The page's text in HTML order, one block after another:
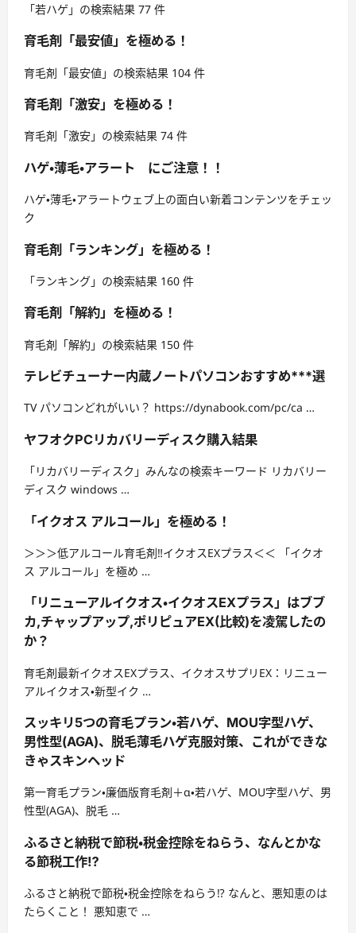
「若ハゲ」の検索結果 77 件
育毛剤「最安値」を極める！
育毛剤「最安値」の検索結果 104 件
育毛剤「激安」を極める！
育毛剤「激安」の検索結果 74 件
ハゲ・薄毛・アラート にご注意！！
ハゲ・薄毛・アラートウェブ上の面白い新着コンテンツをチェッ
ク
育毛剤「ランキング」を極める！
「ランキング」の検索結果 160 件
育毛剤「解約」を極める！
育毛剤「解約」の検索結果 150 件
テレビチューナー内蔵ノートパソコンおすすめ***選
TV パソコンどれがいい？ https://dynabook.com/pc/ca …
ヤフオクPCリカバリーディスク購入結果
「リカバリーディスク」みんなの検索キーワード リカバリー
ディスク windows …
「イクオス アルコール」を極める！
＞＞＞低アルコール育毛剤‼イクオスEXプラス＜＜ 「イクオ
ス アルコール」を極め …
「リニューアルイクオス・イクオスEXプラス」はブブ
カ,チャップアップ,ポリピュアEX(比較)を凌駕したの
か？
育毛剤最新イクオスEXプラス、イクオスサプリEX：リニュー
アルイクオス・新型イク …
スッキリ5つの育毛プラン・若ハゲ、MOU字型ハゲ、
男性型(AGA)、脱毛薄毛ハゲ克服対策、これができな
きゃスキンヘッド
第一育毛プラン・廉価版育毛剤＋α・若ハゲ、MOU字型ハゲ、男
性型(AGA)、脱毛 …
ふるさと納税で節税・税金控除をねらう、なんとかな
る節税工作⁉
ふるさと納税で節税・税金控除をねらう⁉ なんと、悪知恵のは
たらくこと！ 悪知恵で …